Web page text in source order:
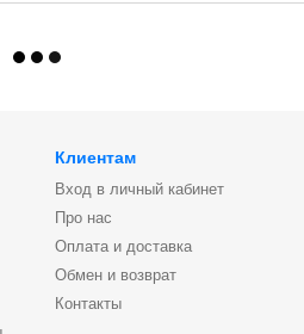
Клиентам
Вход в личный кабинет
Про нас
Оплата и доставка
Обмен и возврат
Контакты